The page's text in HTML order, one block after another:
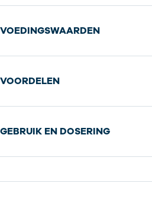
VOEDINGSWAARDEN
VOORDELEN
GEBRUIK EN DOSERING